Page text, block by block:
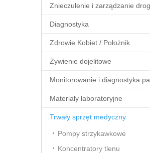
Diagnostyka
Zdrowie Kobiet / Położnik
Żywienie dojelitowe
Materiały laboratoryjne
Trwały sprzęt medyczny
Pompy strzykawkowe
Koncentratory tlenu